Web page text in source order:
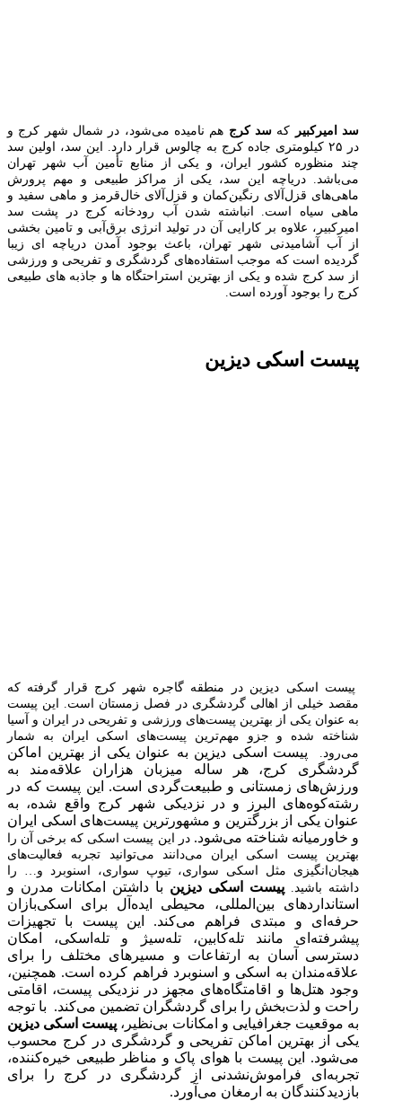
سد امیرکبیر که سد کرج هم نامیده می‌شود، در شمال شهر کرج و
در ۲۵ کیلومتری جاده کرج به چالوس قرار دارد. این سد، اولین سد
چند منظوره کشور ایران، و یکی از منابع تأمین آب شهر تهران
می‌باشد. دریاچه این سد، یکی از مراکز طبیعی و مهم پرورش
ماهی‌های قزل‌آلای رنگین‌کمان و قزل‌آلای خال‌قرمز و ماهی سفید و
ماهی سیاه است. انباشته شدن آب رودخانه کرج در پشت سد
امیرکبیر، علاوه بر کارایی آن در تولید انرژی برق‌آبی و تامین بخشی
از آب آشامیدنی شهر تهران، باعث بوجود آمدن دریاچه ای زیبا
گردیده است که موجب استفاده‌های گردشگری و تفریحی و ورزشی
از سد کرج شده و یکی از بهترین استراحتگاه ها و جاذبه های طبیعی
کرج را بوجود آورده است.
پیست اسکی دیزین
پیست اسکی دیزین در منطقه گاجره شهر کرج قرار گرفته که
مقصد خیلی از اهالی گردشگری در فصل زمستان است. این پیست
به عنوان یکی از بهترین پیست‌های ورزشی و تفریحی در ایران و آسیا
شناخته شده و جزو مهم‌ترین پیست‌های اسکی ایران به شمار
می‌رود.
پیست اسکی دیزین به عنوان یکی از بهترین اماکن
گردشگری کرج، هر ساله میزبان هزاران علاقه‌مند به
ورزش‌های زمستانی و طبیعت‌گردی است. این پیست که در
رشته‌کوه‌های البرز و در نزدیکی شهر کرج واقع شده، به
عنوان یکی از بزرگترین و مشهورترین پیست‌های اسکی ایران
و خاورمیانه شناخته می‌شود.در این پیست اسکی که برخی آن را
بهترین پیست اسکی ایران می‌دانند می‌توانید تجربه فعالیت‌های
هیجان‌انگیزی مثل اسکی سواری، تیوپ سواری، اسنوبرد و… را
داشته باشید. پیست اسکی دیزین با داشتن امکانات مدرن و
استانداردهای بین‌المللی، محیطی ایده‌آل برای اسکی‌بازان
حرفه‌ای و مبتدی فراهم می‌کند. این پیست با تجهیزات
پیشرفته‌ای مانند تله‌کابین، تله‌سیژ و تله‌اسکی، امکان
دسترسی آسان به ارتفاعات و مسیرهای مختلف را برای
علاقه‌مندان به اسکی و اسنوبرد فراهم کرده است. همچنین،
وجود هتل‌ها و اقامتگاه‌های مجهز در نزدیکی پیست، اقامتی
راحت و لذت‌بخش را برای گردشگران تضمین می‌کند. با توجه
به موقعیت جغرافیایی و امکانات بی‌نظیر، پیست اسکی دیزین
یکی از بهترین اماکن تفریحی و گردشگری در کرج محسوب
می‌شود. این پیست با هوای پاک و مناظر طبیعی خیره‌کننده،
تجربه‌ای فراموش‌نشدنی از گردشگری در کرج را برای
بازدیدکنندگان به ارمغان می‌آورد.